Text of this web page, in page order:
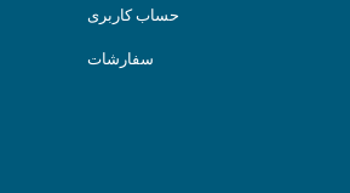
حساب کاربری
سفارشات